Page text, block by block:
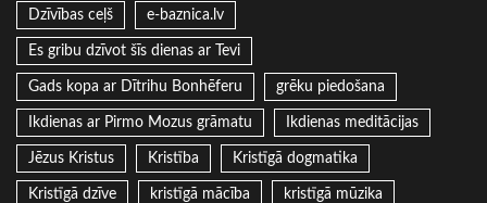
Dzīvības ceļš e-baznica.lv
Es gribu dzīvot šīs dienas ar Tevi
Gads kopa ar Dītrihu Bonhēferu grēku piedošana
Ikdienas ar Pirmo Mozus grāmatu Ikdienas meditācijas
Jēzus Kristus Kristība Kristīgā dogmatika
Kristīgā dzīve kristīgā mācība kristīgā mūzika